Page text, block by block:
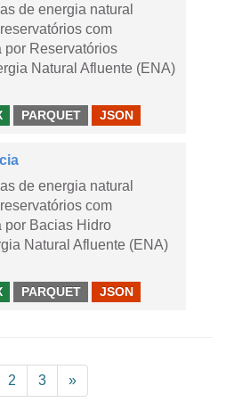
de energia natural
com
Reservatórios
Natural Afluente (ENA)
PARQUET JSON
de energia natural
com
por Bacias Hidro
Natural Afluente (ENA)
PARQUET JSON
2 3 »